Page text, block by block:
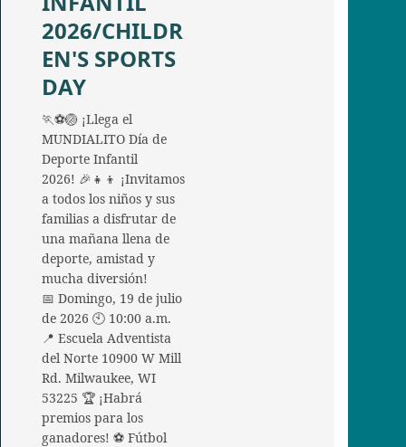
2026/CHILDR
EN'S SPORTS
DAY
🏃⚽🏐 ¡Llega el
MUNDIALITO Día de
Deporte Infantil
2026! 🎉👧👦 ¡Invitamos
a todos los niños y sus
familias a disfrutar de
una mañana llena de
deporte, amistad y
mucha diversión!
📅 Domingo, 19 de julio
de 2026 🕙 10:00 a.m.
📍 Escuela Adventista
del Norte 10900 W Mill
Rd. Milwaukee, WI
53225 🏆 ¡Habrá
premios para los
ganadores! ⚽ Fútbol